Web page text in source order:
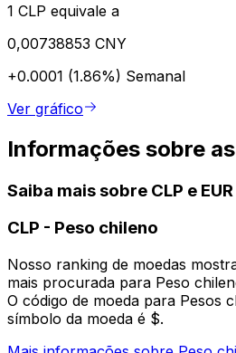
1 CLP equivale a
0,00738853 CNY
+0.0001 (1.86%) Semanal
Ver gráfico
Informações sobre
Saiba mais sobre CLP e EUR
CLP - Peso chileno
Nosso ranking de moedas
mais procurada para Peso
O código de moeda para Pesos
símbolo da moeda é $.